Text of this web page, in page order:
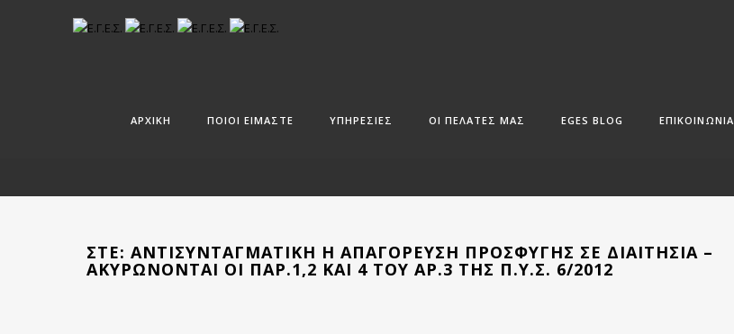
ΑΡΧΙΚΗ ΠΟΙΟΙ ΕΙΜΑΣΤΕ ΥΠΗΡΕΣΙΕΣ ΟΙ ΠΕΛΑΤΕΣ ΜΑΣ EGES BLOG ΕΠΙΚΟΙΝΩΝΙΑ
ΣΤΕ: ΑΝΤΙΣΥΝΤΑΓΜΑΤΙΚΉ Η ΑΠΑΓΌΡΕΥΣΗ ΠΡΟΣΦΥΓΉΣ ΣΕ ΔΙΑΙΤΗΣΊΑ –
ΑΚΥΡΏΝΟΝΤΑΙ ΟΙ ΠΑΡ.1,2 ΚΑΙ 4 ΤΟΥ ΆΡ.3 ΤΗΣ Π.Υ.Σ. 6/2012